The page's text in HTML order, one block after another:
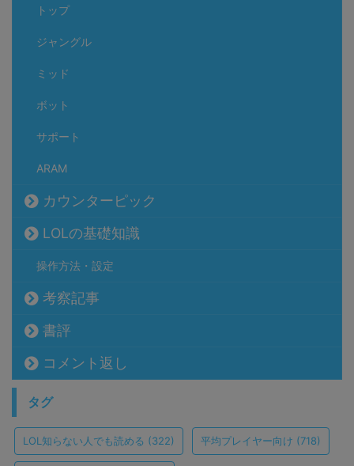
トップ
ジャングル
ミッド
ボット
サポート
ARAM
カウンターピック
LOLの基礎知識
操作方法・設定
考察記事
書評
コメント返し
タグ
LOL知らない人でも読める (322) 平均プレイヤー向け (718)